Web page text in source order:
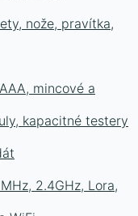
nože, pravítka,
mincové a
kapacitné testery
2.4GHz, Lora,